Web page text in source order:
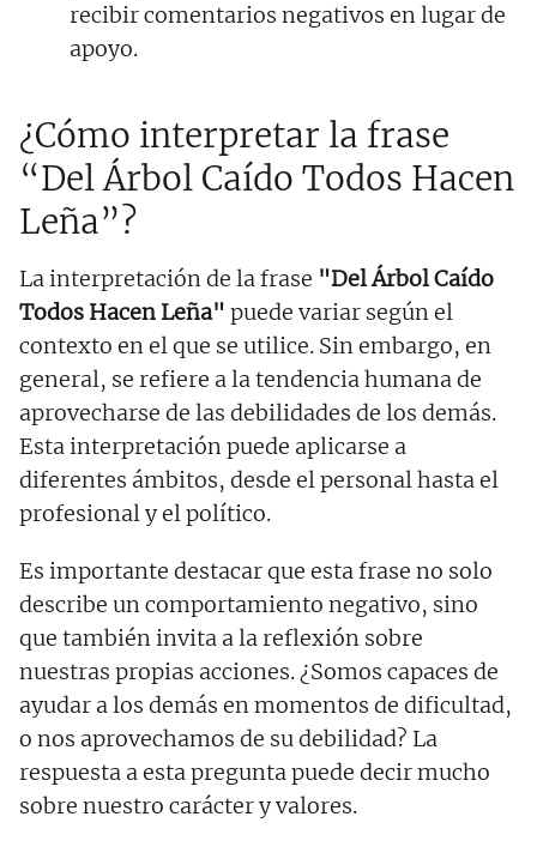
recibir comentarios negativos en lugar de
apoyo.
¿Cómo interpretar la frase
“Del Árbol Caído Todos Hacen
Leña”?
La interpretación de la frase "Del Árbol Caído
Todos Hacen Leña" puede variar según el
contexto en el que se utilice. Sin embargo, en
general, se refiere a la tendencia humana de
aprovecharse de las debilidades de los demás.
Esta interpretación puede aplicarse a
diferentes ámbitos, desde el personal hasta el
profesional y el político.
Es importante destacar que esta frase no solo
describe un comportamiento negativo, sino
que también invita a la reflexión sobre
nuestras propias acciones. ¿Somos capaces de
ayudar a los demás en momentos de dificultad,
o nos aprovechamos de su debilidad? La
respuesta a esta pregunta puede decir mucho
sobre nuestro carácter y valores.